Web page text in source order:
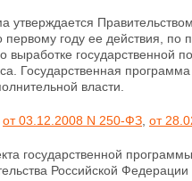
утверждается
году ее действия, по
государственной
Государственная программа
власти.
от 03.12.2008 N 250-ФЗ от
государственной
Российской